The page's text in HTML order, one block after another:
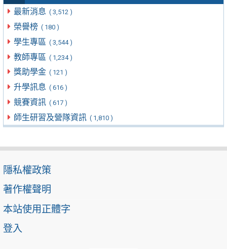
最新消息 ( 3,512 )
榮譽榜 ( 180 )
學生專區 ( 3,544 )
教師專區 ( 1,234 )
獎助學金 ( 121 )
升學訊息 ( 616 )
競賽資訊 ( 617 )
師生研習及營隊資訊 ( 1,810 )
隱私權政策
著作權聲明
本站使用正體字
登入